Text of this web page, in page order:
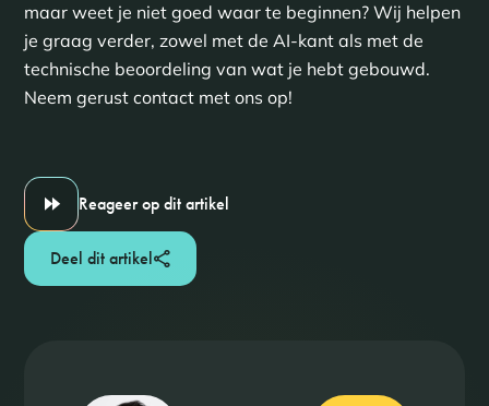
maar weet je niet goed waar te beginnen? Wij helpen
je graag verder, zowel met de AI-kant als met de
technische beoordeling van wat je hebt gebouwd.
Neem gerust contact met ons op!
Reageer op dit artikel
Deel dit artikel